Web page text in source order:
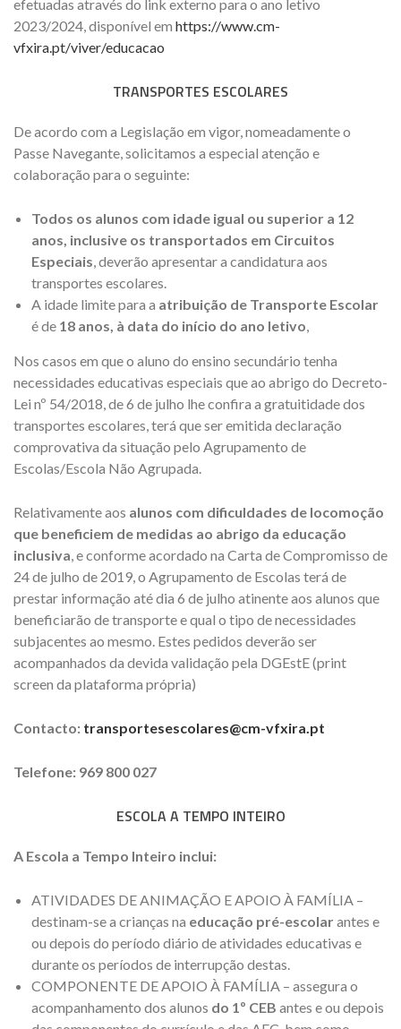
efetuadas através do link externo para o ano letivo
2023/2024, disponível em https://www.cm-
vfxira.pt/viver/educacao
TRANSPORTES ESCOLARES
De acordo com a Legislação em vigor, nomeadamente o
Passe Navegante, solicitamos a especial atenção e
colaboração para o seguinte:
Todos os alunos com idade igual ou superior a 12
anos, inclusive os transportados em Circuitos
Especiais, deverão apresentar a candidatura aos
transportes escolares.
A idade limite para a atribuição de Transporte Escolar
é de 18 anos, à data do início do ano letivo,
Nos casos em que o aluno do ensino secundário tenha
necessidades educativas especiais que ao abrigo do Decreto-
Lei nº 54/2018, de 6 de julho lhe confira a gratuitidade dos
transportes escolares, terá que ser emitida declaração
comprovativa da situação pelo Agrupamento de
Escolas/Escola Não Agrupada.
Relativamente aos alunos com dificuldades de locomoção
que beneficiem de medidas ao abrigo da educação
inclusiva, e conforme acordado na Carta de Compromisso de
24 de julho de 2019, o Agrupamento de Escolas terá de
prestar informação até dia 6 de julho atinente aos alunos que
beneficiarão de transporte e qual o tipo de necessidades
subjacentes ao mesmo. Estes pedidos deverão ser
acompanhados da devida validação pela DGEstE (print
screen da plataforma própria)
Contacto: transportesescolares@cm-vfxira.pt
Telefone: 969 800 027
ESCOLA A TEMPO INTEIRO
A Escola a Tempo Inteiro inclui:
ATIVIDADES DE ANIMAÇÃO E APOIO À FAMÍLIA –
destinam-se a crianças na educação pré-escolarantes e
ou depois do período diário de atividades educativas e
durante os períodos de interrupção destas.
COMPONENTE DE APOIO À FAMÍLIA – assegura o
acompanhamento dos alunos do 1º CEB antes e ou depois